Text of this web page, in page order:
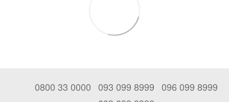
0800 33 0000 093 099 8999 096 099 8999